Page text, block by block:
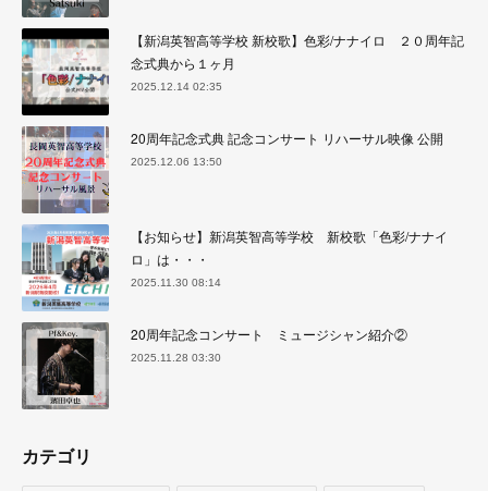
【新潟英智高等学校 新校歌】色彩/ナナイロ ２０周年記
念式典から１ヶ月
2025.12.14 02:35
20周年記念式典 記念コンサート リハーサル映像 公開
2025.12.06 13:50
【お知らせ】新潟英智高等学校 新校歌「色彩/ナナイ
ロ」は・・・
2025.11.30 08:14
20周年記念コンサート ミュージシャン紹介②
2025.11.28 03:30
カテゴリ